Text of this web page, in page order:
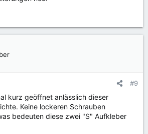
#9
kurz geöffnet anlässlich dieser
Keine lockeren Schrauben
bedeuten diese zwei "S" Aufkleber